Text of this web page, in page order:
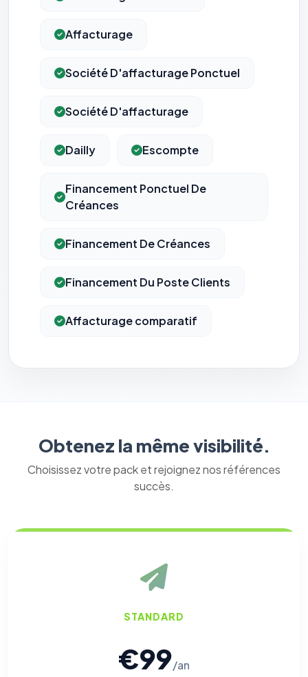
Affacturage
Société D'affacturage Ponctuel
Société D'affacturage
Dailly Escompte
Financement Ponctuel De
Créances
Financement De Créances
Financement Du Poste Clients
Affacturage comparatif
Obtenez la même visibilité.
Choisissez votre pack et rejoignez nos références
succès.
STANDARD
€99/an